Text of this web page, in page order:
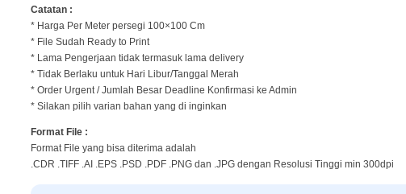
Catatan :
* Harga Per Meter persegi 100×100 Cm
* File Sudah Ready to Print
* Lama Pengerjaan tidak termasuk lama delivery
* Tidak Berlaku untuk Hari Libur/Tanggal Merah
* Order Urgent / Jumlah Besar Deadline Konfirmasi ke Admin
* Silakan pilih varian bahan yang di inginkan
Format File :
Format File yang bisa diterima adalah
.CDR .TIFF .AI .EPS .PSD .PDF .PNG dan .JPG dengan Resolusi Tinggi min 300dpi